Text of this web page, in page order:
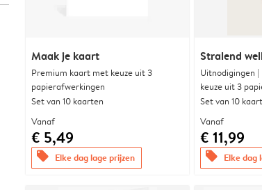
Maak je kaart
Premium kaart met keuze uit 3
papierafwerkingen
Set van 10 kaarten
Vanaf
€ 5,49
offers Elke dag lage prijzen
Stralend
Uitnodigingen
keuze uit 3
Set van 10
Vanaf
€ 11,99
offers Elke dag